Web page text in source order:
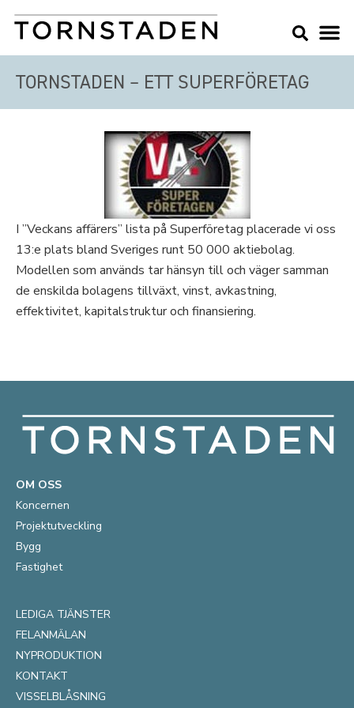
TORNSTADEN – ETT SUPERFÖRETAG
I ”Veckans affärers” lista på Superföretag placerade vi oss
13:e plats bland Sveriges runt 50 000 aktiebolag.
Modellen som används tar hänsyn till och väger samman
de enskilda bolagens tillväxt, vinst, avkastning,
effektivitet, kapitalstruktur och finansiering.
OM OSS
Koncernen
Projektutveckling
Bygg
Fastighet
LEDIGA TJÄNSTER
FELANMÄLAN
NYPRODUKTION
KONTAKT
VISSELBLÅSNING